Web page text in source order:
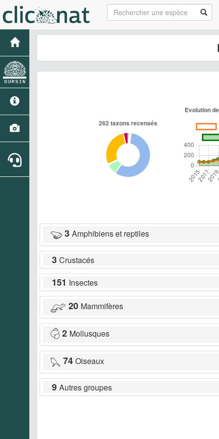
3 Amphibiens et reptiles
3 Crustacés
151 Insectes
20 Mammifères
2 Mollusques
74 Oiseaux
9 Autres groupes